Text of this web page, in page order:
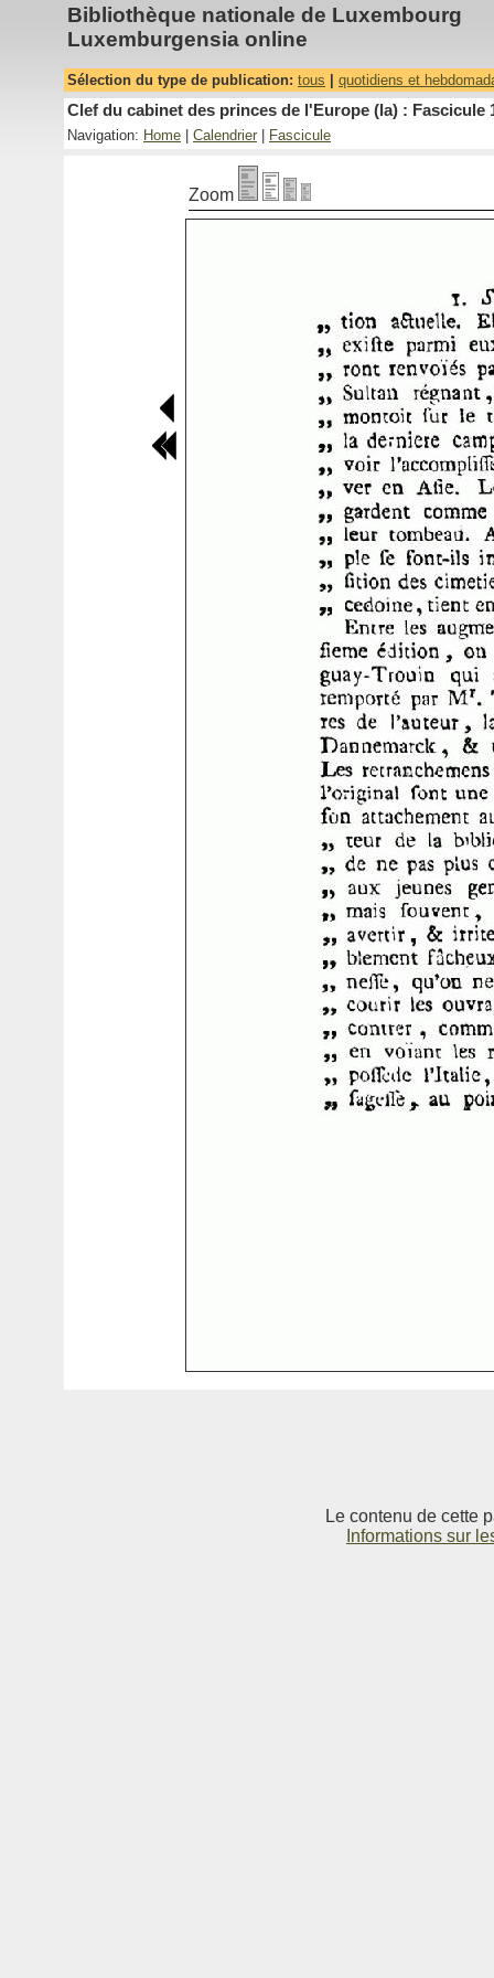
Bibliothèque nationale de Luxembourg
Luxemburgensia online
Sélection du type de publication: tous quotidiens et
Clef du cabinet des princes de l'Europe (la) : Fascicule
Navigation: Home Calendrier Fascicule
Zoom
Le contenu de cette
Informations sur